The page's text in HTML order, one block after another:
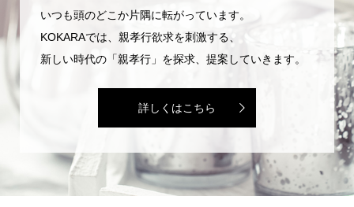
いつも頭のどこか片隅に転がっています。
KOKARAでは、親孝行欲求を刺激する、
新しい時代の「親孝行」を探求、提案していきます。
詳しくはこちら